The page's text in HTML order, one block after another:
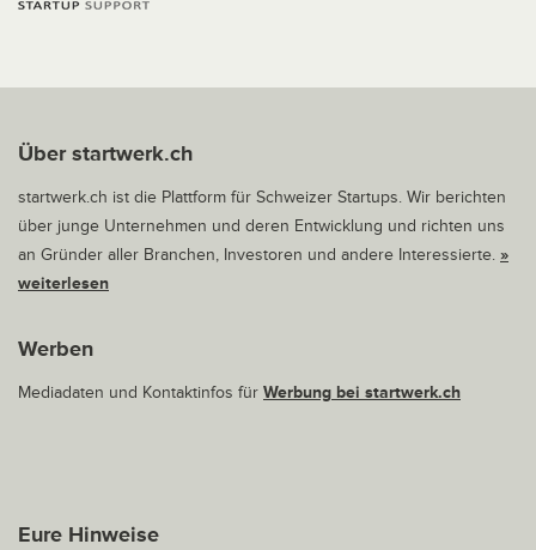
Über startwerk.ch
startwerk.ch ist die Plattform für Schweizer Startups. Wir berichten
über junge Unternehmen und deren Entwicklung und richten uns
an Gründer aller Branchen, Investoren und andere Interessierte. »
weiterlesen
Werben
Mediadaten und Kontaktinfos für Werbung bei startwerk.ch
Eure Hinweise